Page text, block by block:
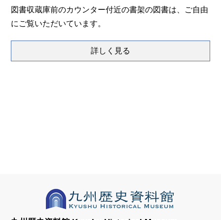
図書収蔵庫前のカウンター付近の書架の図書は、ご自由
にご覧いただいています。
詳しく見る